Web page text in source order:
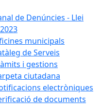
de Denúncies - Llei
municipals
de Serveis
i gestions
ciutadana
electròniques
de documents